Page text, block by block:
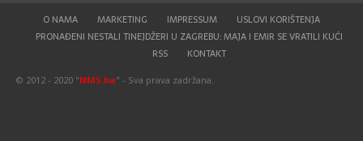
O NAMA MARKETING IMPRESSUM
USLOVI KORIŠTENJA
PRONAĐENI NESTALI TINEJDŽERI U ZAGREBU: MAJA I EMIR SE VRATILI KUĆI
RSS
KONTAKT
© 2012 - 2020 "NMS.ba" - Sva prava zadržana.